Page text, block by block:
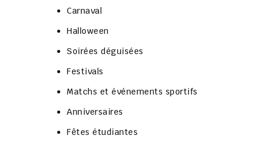
Carnaval
Halloween
Soirées déguisées
Festivals
Matchs et événements sportifs
Anniversaires
Fêtes étudiantes